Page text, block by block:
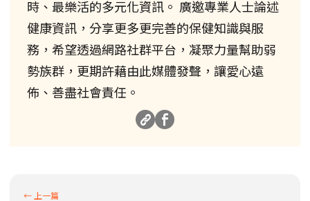
時、最樂活的多元化資訊。 廣邀專業人士論述
健康資訊，分享更多更完善的保健知識與服
務，希望透過網路社群平台，凝聚力量幫助弱
勢族群，更期許藉由此媒體發聲，讓愛心遠
佈、善盡社會責任。